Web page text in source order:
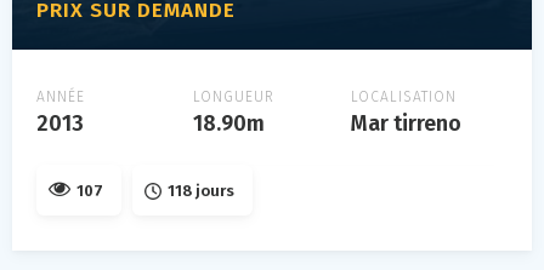
PRIX SUR DEMANDE
ANNÉE
2013
LONGUEUR
18.90m
LOCALISATION
Mar tirreno
107 118 jours